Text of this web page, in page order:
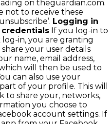
on theguardian.com.
not to receive these
Logging in
If you log-in to
log-in, you are granting
your user details
name, email address,
will then be used to
can also use your
of your profile. This will
to share your, networks,
you choose to
account settings. If